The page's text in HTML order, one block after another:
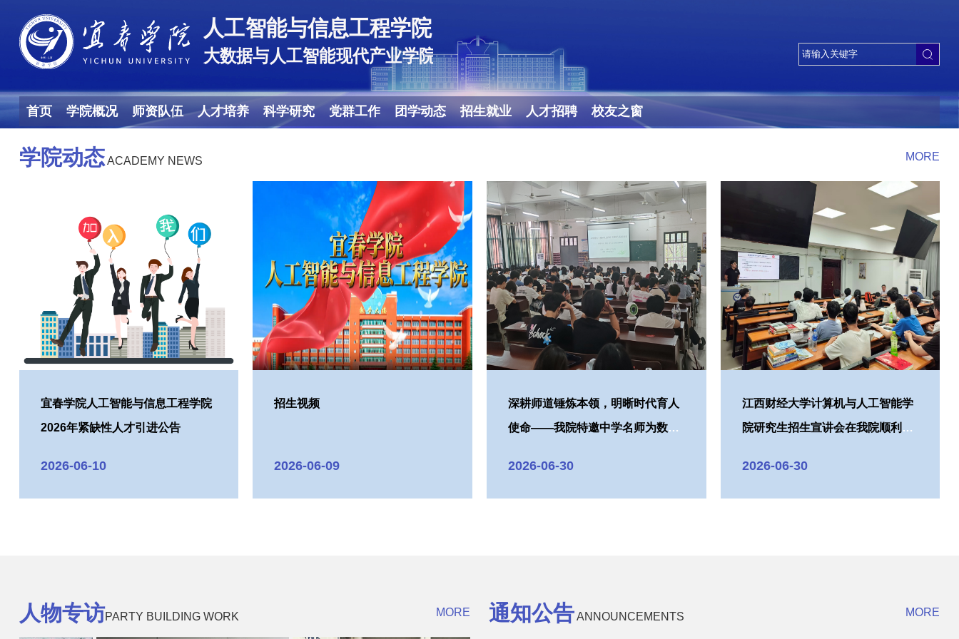
首页 学院概况 师资队伍 人才培养 科学研究 党群工作 团学动态 招生就业 人才招聘 校友之窗
学院动态ACADEMY NEWS MORE
宜春学院人工智能与信息工程学院
2026年紧缺性人才引进公告
2026-06-10
招生视频
2026-06-09
深耕师道锤炼本领，明晰时代育人
使命——我院特邀中学名师为数学
2026-06-30
江西财经大学计算机与人工智能学
院研究生招生宣讲会在我院顺利举
2026-06-30
人物专访PARTY BUILDING WORK MORE 通知公告ANNOUNCEMENTS MORE